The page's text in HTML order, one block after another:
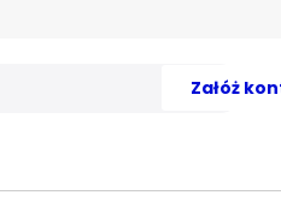
Załóż